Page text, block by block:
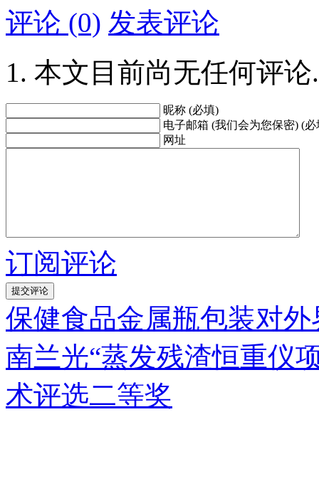
评论 (0) 发表评论
本文目前尚无任何评论.
昵称 (必填)
电子邮箱 (我们会为您保密) (必
网址
订阅评论
保健食品金属瓶包装对
南兰光“蒸发残渣恒重仪
术评选二等奖